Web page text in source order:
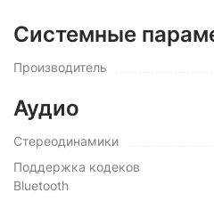
Системные
Производитель
Аудио
Стереодинамики
Поддержка кодеков
Bluetooth